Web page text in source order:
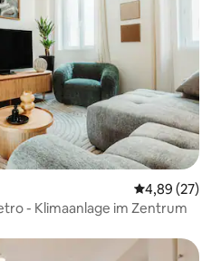
4,89 (27)
- Klimaanlage im Zentrum